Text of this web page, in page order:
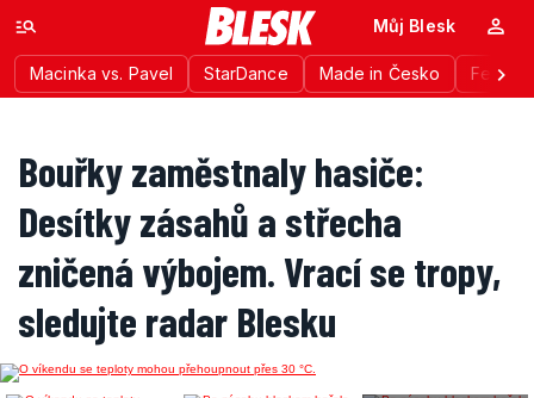
Macinka vs. Pavel StarDance Made in Česko
Můj Blesk
Bouřky zaměstnaly hasiče:
Desítky zásahů a střecha
zničená výbojem. Vrací se tropy,
sledujte radar Blesku